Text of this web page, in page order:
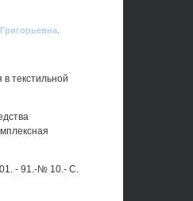
текстильной
- 91.-№ 10.- C.